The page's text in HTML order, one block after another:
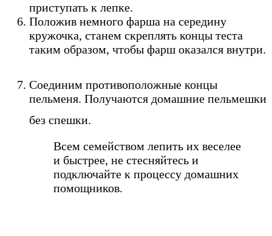
приступать к лепке.
Положив немного фарша на середину
кружочка, станем скреплять концы теста
таким образом, чтобы фарш оказался внутри.
Соединим противоположные концы
пельменя. Получаются домашние пельмешки
без спешки.
Всем семейством лепить их веселее
и быстрее, не стесняйтесь и
подключайте к процессу домашних
помощников.